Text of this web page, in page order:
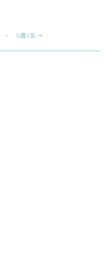
・ 5歳1名 →